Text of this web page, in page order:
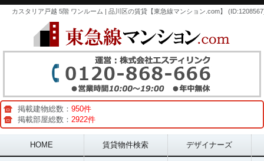
カスタリア戸越 5階 ワンルーム | 品川区の賃貸【東急線マンション.com】
掲載建物総数： 950件
掲載部屋総数： 2922件
Main menu
HOME 賃貸物件検索 デザイナーズ